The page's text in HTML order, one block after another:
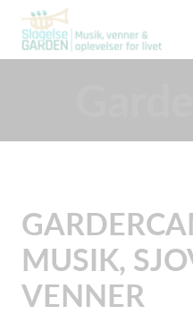
MUSIK,
VENNER